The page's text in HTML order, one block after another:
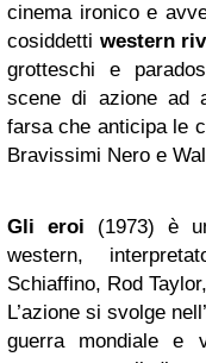
cinema ironico e
cosiddetti western
grotteschi e
scene di azione ad
farsa che anticipa le
Bravissimi Nero e
Gli eroi (1973) è
western,
Schiaffino, Rod
L’azione si svolge
guerra mondiale e